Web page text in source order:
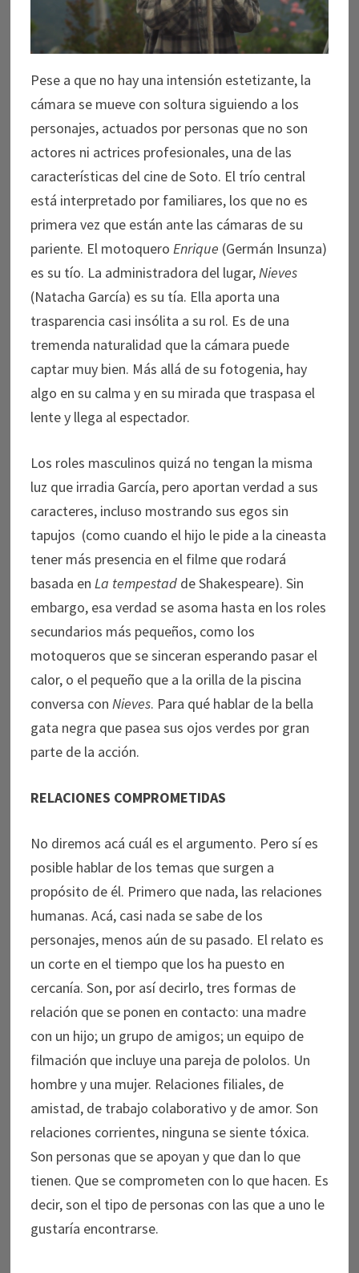
Pese a que no hay una intensión estetizante, la
cámara se mueve con soltura siguiendo a los
personajes, actuados por personas que no son
actores ni actrices profesionales, una de las
características del cine de Soto. El trío central
está interpretado por familiares, los que no es
primera vez que están ante las cámaras de su
pariente. El motoquero Enrique (Germán Insunza)
es su tío. La administradora del lugar,Nieves
(Natacha García) es su tía. Ella aporta una
trasparencia casi insólita a su rol. Es de una
tremenda naturalidad que la cámara puede
captar muy bien. Más allá de su fotogenia, hay
algo en su calma y en su mirada que traspasa el
lente y llega al espectador.
Los roles masculinos quizá no tengan la misma
luz que irradia García, pero aportan verdad a sus
caracteres, incluso mostrando sus egos sin
tapujos (como cuando el hijo le pide a la cineasta
tener más presencia en el filme que rodará
basada en La tempestadde Shakespeare). Sin
embargo, esa verdad se asoma hasta en los roles
secundarios más pequeños, como los
motoqueros que se sinceran esperando pasar el
calor, o el pequeño que a la orilla de la piscina
conversa con Nieves. Para qué hablar de la bella
gata negra que pasea sus ojos verdes por gran
parte de la acción.
RELACIONES COMPROMETIDAS
No diremos acá cuál es el argumento. Pero sí es
posible hablar de los temas que surgen a
propósito de él. Primero que nada, las relaciones
humanas. Acá, casi nada se sabe de los
personajes, menos aún de su pasado. El relato es
un corte en el tiempo que los ha puesto en
cercanía. Son, por así decirlo, tres formas de
relación que se ponen en contacto: una madre
con un hijo; un grupo de amigos; un equipo de
filmación que incluye una pareja de pololos. Un
hombre y una mujer. Relaciones filiales, de
amistad, de trabajo colaborativo y de amor. Son
relaciones corrientes, ninguna se siente tóxica.
Son personas que se apoyan y que dan lo que
tienen. Que se comprometen con lo que hacen. Es
decir, son el tipo de personas con las que a uno le
gustaría encontrarse.